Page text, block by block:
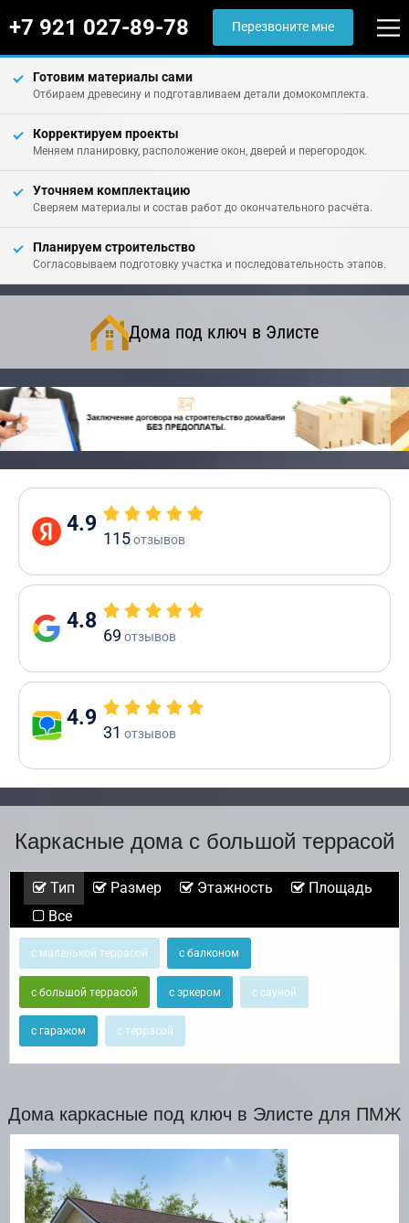
+7 921 027-89-78 Перезвоните мне
Готовим материалы сами
Отбираем древесину и подготавливаем детали домокомплекта.
Корректируем проекты
Меняем планировку, расположение окон, дверей и перегородок.
Уточняем комплектацию
Сверяем материалы и состав работ до окончательного расчёта.
Планируем строительство
Согласовываем подготовку участка и последовательность этапов.
Дома под ключ в Элисте
4.9
115отзывов
4.8
69 отзывов
4.9
31 отзывов
Каркасные дома с большой террасой
Тип Размер Этажность
Площадь
Все
с маленькой террасой с балконом
с большой террасой с эркером с сауной
с гаражом с террасой
Дома каркасные под ключ в Элисте для ПМЖ